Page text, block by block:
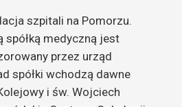
szpitali na Pomorzu.
spółką medyczną jest
przez urząd
spółki wchodzą dawne
i św. Wojciech